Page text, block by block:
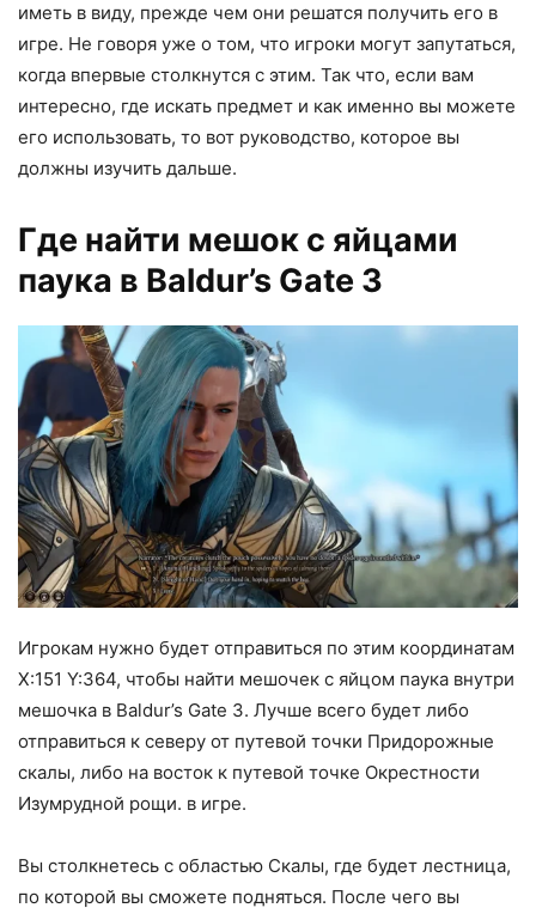
иметь в виду, прежде чем они решатся получить его в
игре. Не говоря уже о том, что игроки могут запутаться,
когда впервые столкнутся с этим. Так что, если вам
интересно, где искать предмет и как именно вы можете
его использовать, то вот руководство, которое вы
должны изучить дальше.
Где найти мешок с яйцами
паука в Baldur’s Gate 3
Игрокам нужно будет отправиться по этим координатам
X:151 Y:364, чтобы найти мешочек с яйцом паука внутри
мешочка в Baldur’s Gate 3. Лучше всего будет либо
отправиться к северу от путевой точки Придорожные
скалы, либо на восток к путевой точке Окрестности
Изумрудной рощи. в игре.
Вы столкнетесь с областью Скалы, где будет лестница,
по которой вы сможете подняться. После чего вы